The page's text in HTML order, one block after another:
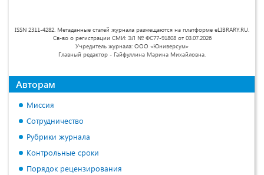
ISSN 2311-4282. Метаданные статей журнала размещаются на платформе eLIBRARY.RU.
Св-во о регистрации СМИ: ЭЛ № ФС77-91808 от 03.07.2026
Учредитель журнала: ООО «Юниверсум»
Главный редактор - Гайфуллина Марина Михайловна.
Авторам
Миссия
Сотрудничество
Рубрики журнала
Контрольные сроки
Порядок рецензирования